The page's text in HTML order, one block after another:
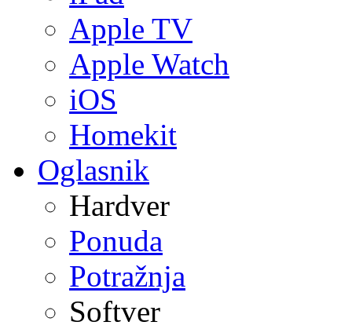
Apple TV
Apple Watch
iOS
Homekit
Oglasnik
Hardver
Ponuda
Potražnja
Softver